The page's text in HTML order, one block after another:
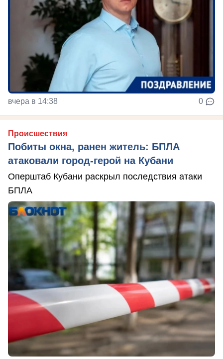
вчера в 14:38 0
Происшествия
Побиты окна, ранен житель: БПЛА
атаковали город-герой на Кубани
Оперштаб Кубани раскрыл последствия атаки
БПЛА